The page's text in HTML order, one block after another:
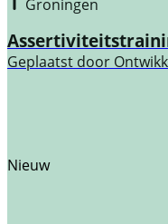
Groningen
Geplaatst door
Nieuw